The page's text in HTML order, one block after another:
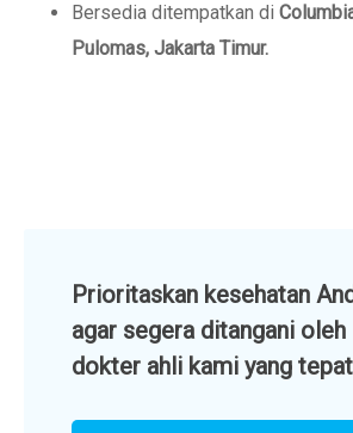
Bersedia ditempatkan di
Pulomas, Jakarta Timur.
Prioritaskan kesehatan
agar segera ditangani oleh
dokter ahli kami yang